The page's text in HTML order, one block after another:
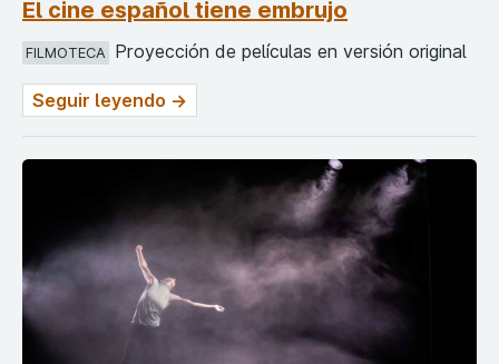
El cine español tiene embrujo
FILMOTECA Proyección de películas en versión original
Seguir leyendo →